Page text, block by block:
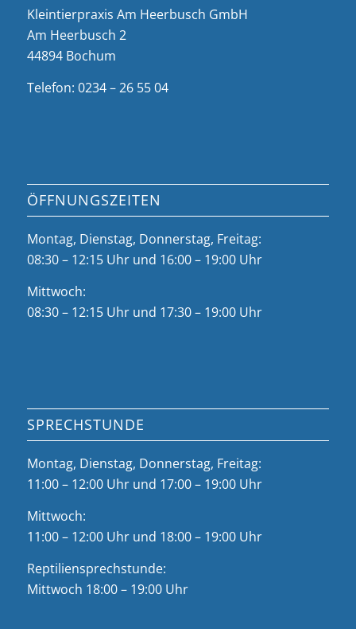
Kleintierpraxis Am Heerbusch GmbH
Am Heerbusch 2
44894 Bochum
Telefon: 0234 – 26 55 04
ÖFFNUNGSZEITEN
Montag, Dienstag, Donnerstag, Freitag:
08:30 – 12:15 Uhr und 16:00 – 19:00 Uhr
Mittwoch:
08:30 – 12:15 Uhr und 17:30 – 19:00 Uhr
SPRECHSTUNDE
Montag, Dienstag, Donnerstag, Freitag:
11:00 – 12:00 Uhr und 17:00 – 19:00 Uhr
Mittwoch:
11:00 – 12:00 Uhr und 18:00 – 19:00 Uhr
Reptiliensprechstunde:
Mittwoch 18:00 – 19:00 Uhr